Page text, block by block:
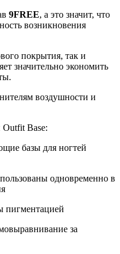
9FREE, а это значит, что
возникновения
покрытия, так и
значительно экономить
воздушности и
Base:
базы для ногтей
одновременно в
пигментацией
за